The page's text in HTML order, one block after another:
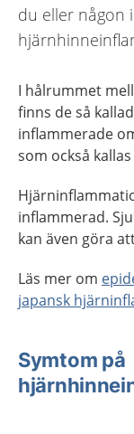
du eller någon
I hålrummet
finns de så
inflammerade
som också
inflammerad.
kan även göra
Läs mer om
japansk
Symtom på